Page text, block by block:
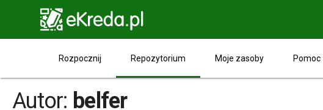
Rozpocznij Repozytorium Moje zasoby Pomoc
Autor: belfer